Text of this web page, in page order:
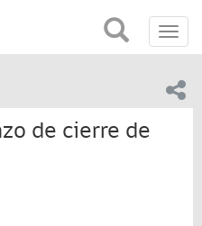
de cierre de